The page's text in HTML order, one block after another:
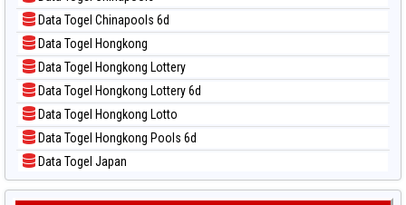
📝 Pola Dasar North Carolina Day
📝 Pola Dasar Pcso
📝 Pola Dasar Sao Paulo
📝 Pola Dasar Singapore
📝 Pola Dasar Sydney
📝 Pola Dasar Sydney Lottery
📝 Pola Dasar Sydney Lottery 6d
📝 Pola Dasar Sydney Lotto
Data Togel Chinapools 6d
Data Togel Hongkong
Data Togel Hongkong Lottery
Data Togel Hongkong Lottery 6d
Data Togel Hongkong Lotto
Data Togel Hongkong Pools 6d
Data Togel Japan
Data Togel Japan 6d